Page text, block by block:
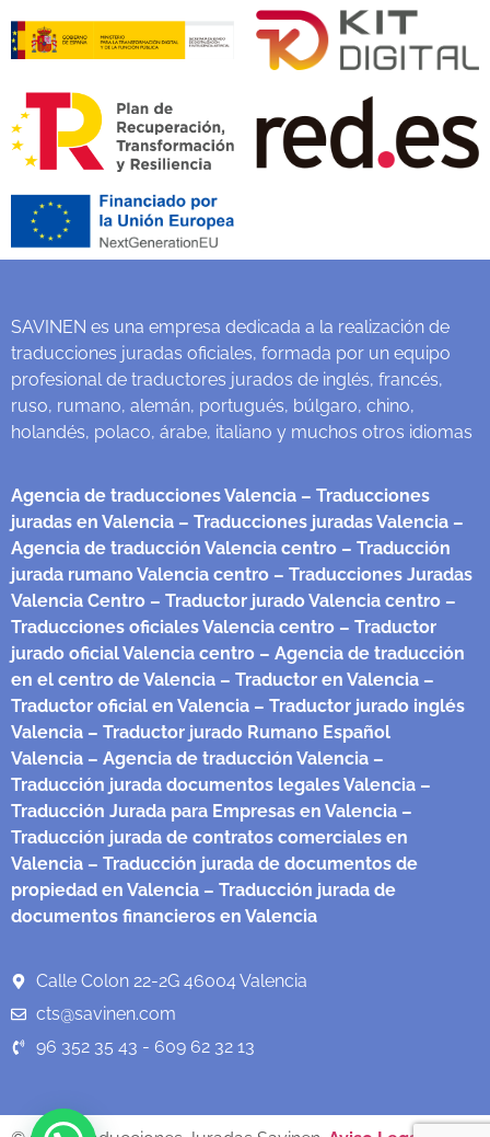
SAVINEN es una empresa dedicada a la realización de
traducciones juradas oficiales, formada por un equipo
profesional de traductores jurados de inglés, francés,
ruso, rumano, alemán, portugués, búlgaro, chino,
holandés, polaco, árabe, italiano y muchos otros idiomas
Agencia de traducciones Valencia – Traducciones
juradas en Valencia – Traducciones juradas Valencia –
Agencia de traducción Valencia centro – Traducción
jurada rumano Valencia centro – Traducciones Juradas
Valencia Centro – Traductor jurado Valencia centro –
Traducciones oficiales Valencia centro – Traductor
jurado oficial Valencia centro – Agencia de traducción
en el centro de Valencia – Traductor en Valencia –
Traductor oficial en Valencia – Traductor jurado inglés
Valencia – Traductor jurado Rumano Español
Valencia – Agencia de traducción Valencia –
Traducción jurada documentos legales Valencia –
Traducción Jurada para Empresas en Valencia –
Traducción jurada de contratos comerciales en
Valencia – Traducción jurada de documentos de
propiedad en Valencia – Traducción jurada de
documentos financieros en Valencia
Calle Colon 22-2G 46004 Valencia
cts@savinen.com
96 352 35 43 - 609 62 32 13